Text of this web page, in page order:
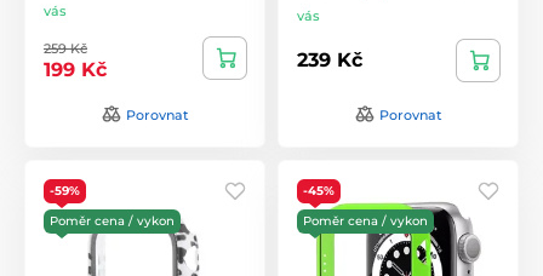
vás
259 Kč
199 Kč
Porovnat
vás
239 Kč
Porovnat
-59%
Poměr cena / vykon
-45%
Poměr cena / vykon